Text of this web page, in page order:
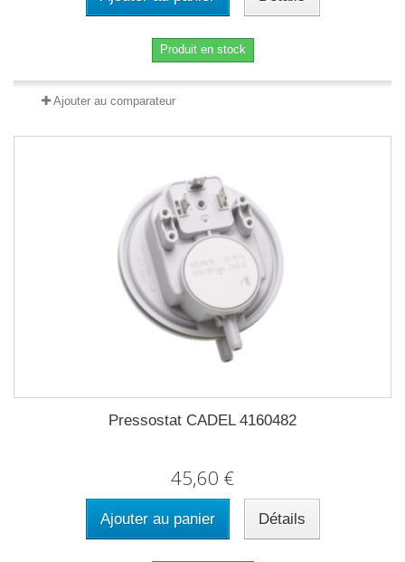
Produit en stock
Ajouter au comparateur
Pressostat CADEL 4160482
45,60 €
Ajouter au panier Détails